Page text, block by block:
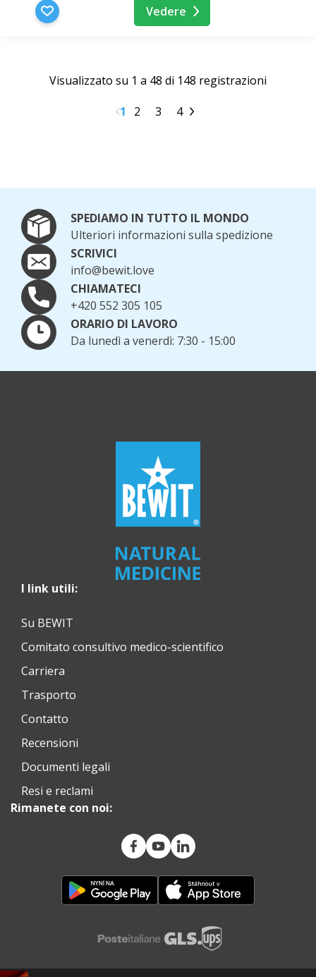
Vedere
Visualizzato su 1 a 48 di 148 registrazioni
1
2 3 4
SPEDIAMO IN TUTTO IL MONDO
Ulteriori informazioni sulla spedizione
SCRIVICI
info@bewit.love
CHIAMATECI
+420 552 305 105
ORARIO DI LAVORO
Da lunedì a venerdì: 7:30 - 15:00
I link utili:
Su BEWIT
Comitato consultivo medico-scientifico
Carriera
Trasporto
Contatto
Recensioni
Documenti legali
Resi e reclami
Rimanete con noi: